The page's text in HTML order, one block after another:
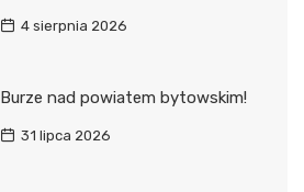
4 sierpnia 2026
Burze nad powiatem bytowskim!
31 lipca 2026